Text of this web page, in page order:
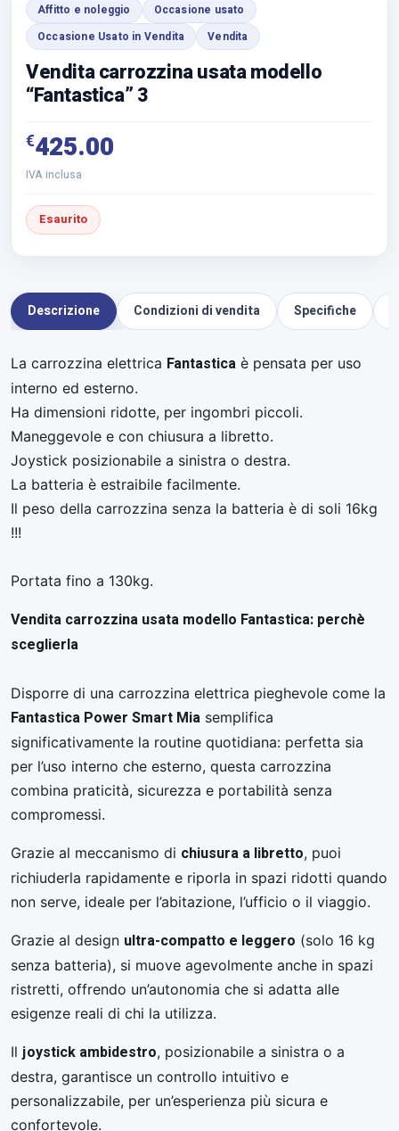
Affitto e noleggio
Occasione usato
Occasione Usato in Vendita
Vendita
Vendita carrozzina usata modello
“Fantastica” 3
€425.00
IVA inclusa
Esaurito
Descrizione Condizioni di vendita Specifiche
La carrozzina elettrica Fantastica è pensata per uso
interno ed esterno.
Ha dimensioni ridotte, per ingombri piccoli.
Maneggevole e con chiusura a libretto.
Joystick posizionabile a sinistra o destra.
La batteria è estraibile facilmente.
Il peso della carrozzina senza la batteria è di soli 16kg
!!!
Portata fino a 130kg.
Vendita carrozzina usata modello Fantastica: perchè
sceglierla
Disporre di una carrozzina elettrica pieghevole come la
Fantastica Power Smart Mia semplifica
significativamente la routine quotidiana: perfetta sia
per l’uso interno che esterno, questa carrozzina
combina praticità, sicurezza e portabilità senza
compromessi.
Grazie al meccanismo di chiusura a libretto, puoi
richiuderla rapidamente e riporla in spazi ridotti quando
non serve, ideale per l’abitazione, l’ufficio o il viaggio.
Grazie al design ultra-compatto e leggero (solo 16 kg
senza batteria), si muove agevolmente anche in spazi
ristretti, offrendo un’autonomia che si adatta alle
esigenze reali di chi la utilizza.
Il joystick ambidestro, posizionabile a sinistra o a
destra, garantisce un controllo intuitivo e
personalizzabile, per un’esperienza più sicura e
confortevole.